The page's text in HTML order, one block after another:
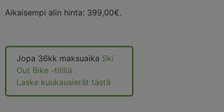
Aikaisempi alin hinta: 399,00€.
Jopa 36kk maksuaika Ski
Out Bike -tilillä
Laske kuukausierät tästä